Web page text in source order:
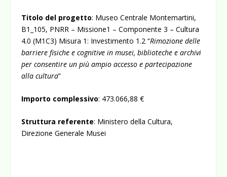
Titolo del progetto: Museo Centrale Montemartini,
B1_105, PNRR – Missione1 – Componente 3 – Cultura
4.0 (M1C3) Misura 1: Investimento 1.2 “Rimozione delle
barriere fisiche e cognitive in musei, biblioteche e archivi
per consentire un più ampio accesso e partecipazione
alla cultura”
Importo complessivo: 473.066,88 €
Struttura referente: Ministero della Cultura,
Direzione Generale Musei